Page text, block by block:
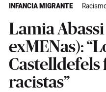
INFANCIA MIGRANTE
Lamia
exMENas):
Castelldefels
racistas”